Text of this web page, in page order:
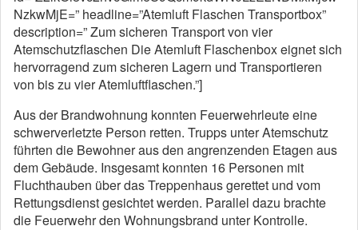
NzkwMjE=” headline=”Atemluft Flaschen Transportbox”
description=” Zum sicheren Transport von vier
Atemschutzflaschen Die Atemluft Flaschenbox eignet sich
hervorragend zum sicheren Lagern und Transportieren
von bis zu vier Atemluftflaschen.”]
Aus der Brandwohnung konnten Feuerwehrleute eine
schwerverletzte Person retten. Trupps unter Atemschutz
führten die Bewohner aus den angrenzenden Etagen aus
dem Gebäude. Insgesamt konnten 16 Personen mit
Fluchthauben über das Treppenhaus gerettet und vom
Rettungsdienst gesichtet werden. Parallel dazu brachte
die Feuerwehr den Wohnungsbrand unter Kontrolle.